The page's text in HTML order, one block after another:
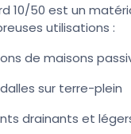
10/50 est un
utilisations :
de maisons
sur terre-plein
drainants et